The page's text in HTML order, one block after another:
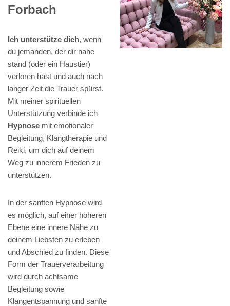
Forbach
Ich unterstütze dich, wenn
du jemanden, der dir nahe
stand (oder ein Haustier)
verloren hast und auch nach
langer Zeit die Trauer spürst.
Mit meiner spirituellen
Unterstützung verbinde ich
Hypnose mit emotionaler
Begleitung, Klangtherapie und
Reiki, um dich auf deinem
Weg zu innerem Frieden zu
unterstützen.
In der sanften Hypnose wird
es möglich, auf einer höheren
Ebene eine innere Nähe zu
deinem Liebsten zu erleben
und Abschied zu finden. Diese
Form der Trauerverarbeitung
wird durch achtsame
Begleitung sowie
Klangentspannung und sanfte